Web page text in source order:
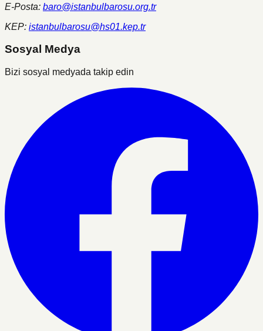
E-Posta: baro@istanbulbarosu.org.tr
KEP: istanbulbarosu@hs01.kep.tr
Sosyal Medya
Bizi sosyal medyada takip edin